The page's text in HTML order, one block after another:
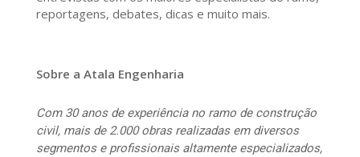
reportagens, debates, dicas e muito mais.
Sobre a Atala Engenharia
Com 30 anos de experiência no ramo de construção
civil, mais de 2.000 obras realizadas em diversos
segmentos e profissionais altamente especializados,